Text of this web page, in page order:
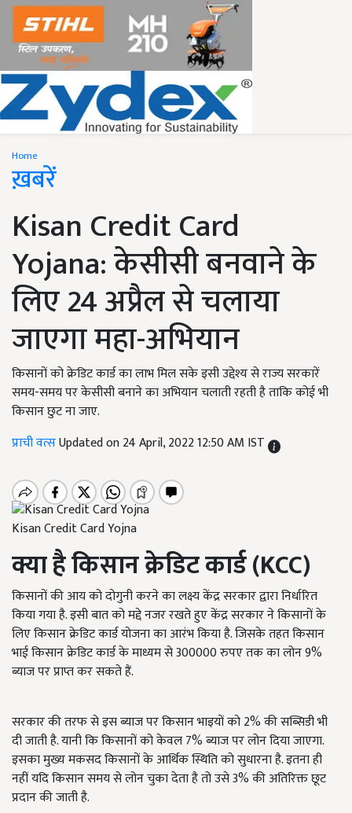
Home
ख़बरें
Kisan Credit Card
Yojana: केसीसी बनवाने के
लिए 24 अप्रैल से चलाया
जाएगा महा-अभियान
किसानों को क्रेडिट कार्ड का लाभ मिल सके इसी उद्देश्य से राज्य सरकारें
समय-समय पर केसीसी बनाने का अभियान चलाती रहती है ताकि कोई भी
किसान छुट ना जाए.
प्राची वत्सUpdated on 24 April, 2022 12:50 AM IST
Kisan Credit Card Yojna
क्या है किसान क्रेडिट कार्ड (KCC)
किसानों की आय को दोगुनी करने का लक्ष्य केंद्र सरकार द्वारा निर्धारित
किया गया है. इसी बात को मद्दे नजर रखते हुए केंद्र सरकार ने किसानों के
लिए किसान क्रेडिट कार्ड योजना का आरंभ किया है. जिसके तहत किसान
भाई किसान क्रेडिट कार्ड के माध्यम से 300000 रुपए तक का लोन 9%
ब्याज पर प्राप्त कर सकते हैं.
सरकार की तरफ से इस ब्याज पर किसान भाइयों को 2% की सब्सिडी भी
दी जाती है. यानी कि किसानों को केवल 7% ब्याज पर लोन दिया जाएगा.
इसका मुख्य मकसद किसानों के आर्थिक स्थिति को सुधारना है. इतना ही
नहीं यदि किसान समय से लोन चुका देता है तो उसे 3% की अतिरिक्त छूट
प्रदान की जाती है.